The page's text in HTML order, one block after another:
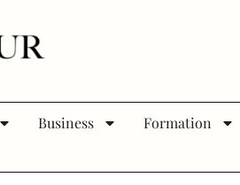
Business Formation